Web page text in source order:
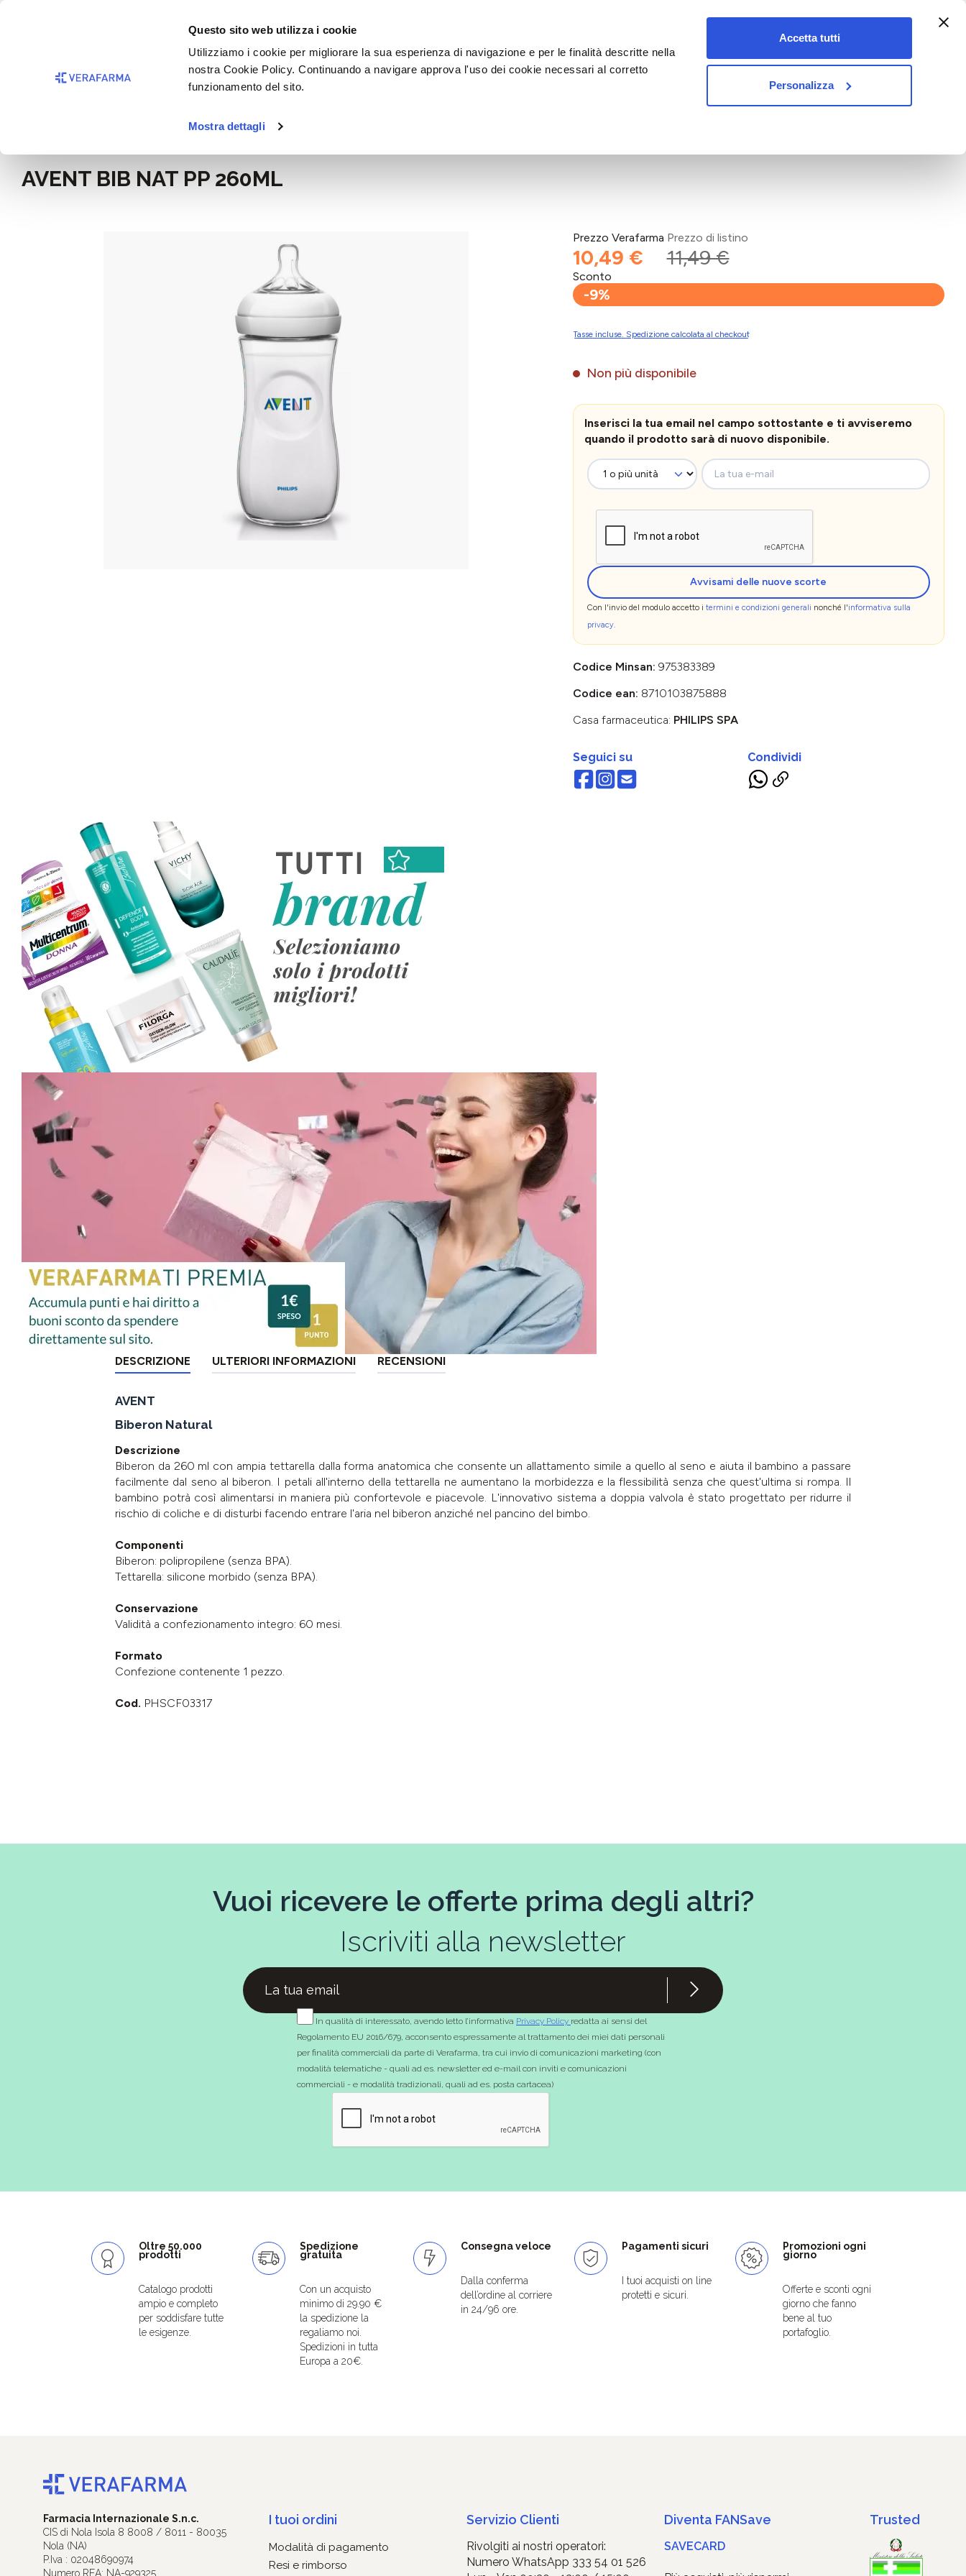
Questo sito web utilizza i cookie
Utilizziamo i cookie per migliorare la sua esperienza di navigazione e per le finalità descritte nella
nostra Cookie Policy. Continuando a navigare approva l'uso dei cookie necessari al corretto
funzionamento del sito.
Mostra dettagli
Accetta tutti
Personalizza
Passa alla navigazione principale
vet&pet
AVENT BIB NAT PP 260ML
Prezzo Verafarma
10,49 €
Prezzo di listino
11,49 €
Sconto
-9%
Tasse incluse. Spedizione calcolata al checkout
Non più disponibile
Inserisci la tua email nel campo sottostante e ti avviseremo
quando il prodotto sarà di nuovo disponibile.
La tua e-mail
Avvisami delle nuove scorte
Con l'invio del modulo accetto i termini e condizioni generali nonché l'informativa sulla
privacy.
Codice Minsan: 975383389
Codice ean: 8710103875888
Casa farmaceutica: PHILIPS SPA
Seguici su Condividi
DESCRIZIONE ULTERIORI INFORMAZIONI RECENSIONI
AVENT
Biberon Natural
Descrizione
Biberon da 260 ml con ampia tettarella dalla forma anatomica che consente un allattamento simile a quello al seno e aiuta il bambino a passare
facilmente dal seno al biberon. I petali all'interno della tettarella ne aumentano la morbidezza e la flessibilità senza che quest'ultima si rompa. Il
bambino potrà così alimentarsi in maniera più confortevole e piacevole. L'innovativo sistema a doppia valvola è stato progettato per ridurre il
rischio di coliche e di disturbi facendo entrare l'aria nel biberon anziché nel pancino del bimbo.
Componenti
Biberon: polipropilene (senza BPA).
Tettarella: silicone morbido (senza BPA).
Conservazione
Validità a confezionamento integro: 60 mesi.
Formato
Confezione contenente 1 pezzo.
Cod. PHSCF03317
Vuoi ricevere le offerte prima degli altri?
Iscriviti alla newsletter
In qualità di interessato, avendo letto l’informativa Privacy Policy redatta ai sensi del
Regolamento EU 2016/679, acconsento espressamente al trattamento dei miei dati personali
per finalità commerciali da parte di Verafarma, tra cui invio di comunicazioni marketing (con
modalità telematiche - quali ad es. newsletter ed e-mail con inviti e comunicazioni
commerciali - e modalità tradizionali, quali ad es. posta cartacea)
Oltre 50.000
prodotti
Catalogo prodotti
ampio e completo
per soddisfare tutte
le esigenze.
Spedizione
gratuita
Con un acquisto
minimo di 29.90 €
la spedizione la
regaliamo noi.
Spedizioni in tutta
Europa a 20€.
Consegna veloce
Dalla conferma
dell’ordine al corriere
in 24/96 ore.
Pagamenti sicuri
I tuoi acquisti on line
protetti e sicuri.
Promozioni ogni
giorno
Offerte e sconti ogni
giorno che fanno
bene al tuo
portafoglio.
Farmacia Internazionale S.n.c.
CIS di Nola Isola 8 8008 / 8011 - 80035
Nola (NA)
P.Iva : 02048690974
Numero REA: NA-929325
I tuoi ordini
Modalità di pagamento
Resi e rimborso
Servizio Clienti
Rivolgiti ai nostri operatori:
Numero WhatsApp 333 54 01 526
Diventa FANSave
SAVECARD
Trusted